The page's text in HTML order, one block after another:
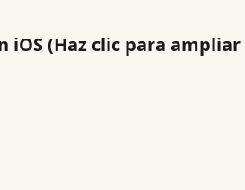
iOS (Haz clic para ampliar